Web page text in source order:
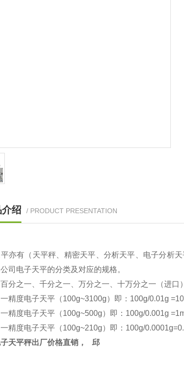
绍 / PRODUCT PRESENTATION
亦有（天平秤、精密天平、分析天平、电子分析
司电子天平的分类及对应的规格。
分之一、千分之一、万分之一、十万分之一（进口）
精度电子天平（100g~3100g）即： 100g/0.01g
精度电子天平（100g~500g）即： 100g/0.001g
精度电子天平（100g~210g）即： 100g/
天平秤出厂价格直销，
邱